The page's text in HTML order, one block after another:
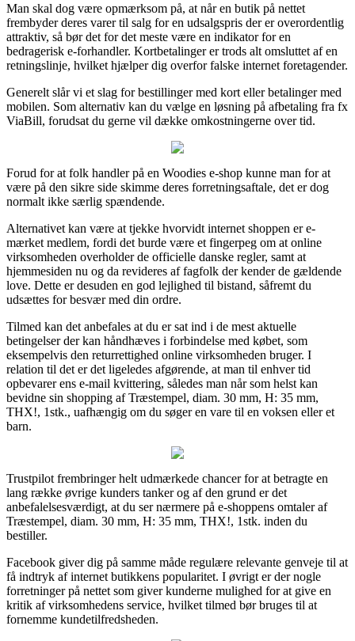
Man skal dog være opmærksom på, at når en butik på nettet
frembyder deres varer til salg for en udsalgspris der er overordentlig
attraktiv, så bør det for det meste være en indikator for en
bedragerisk e-forhandler. Kortbetalinger er trods alt omsluttet af en
retningslinje, hvilket hjælper dig overfor falske internet foretagender.
Generelt slår vi et slag for bestillinger med kort eller betalinger med
mobilen. Som alternativ kan du vælge en løsning på afbetaling fra fx
ViaBill, forudsat du gerne vil dække omkostningerne over tid.
Forud for at folk handler på en Woodies e-shop kunne man for at
være på den sikre side skimme deres forretningsaftale, det er dog
normalt ikke særlig spændende.
Alternativet kan være at tjekke hvorvidt internet shoppen er e-
mærket medlem, fordi det burde være et fingerpeg om at online
virksomheden overholder de officielle danske regler, samt at
hjemmesiden nu og da revideres af fagfolk der kender de gældende
love. Dette er desuden en god lejlighed til bistand, såfremt du
udsættes for besvær med din ordre.
Tilmed kan det anbefales at du er sat ind i de mest aktuelle
betingelser der kan håndhæves i forbindelse med købet, som
eksempelvis den returrettighed online virksomheden bruger. I
relation til det er det ligeledes afgørende, at man til enhver tid
opbevarer ens e-mail kvittering, således man når som helst kan
bevidne sin shopping af Træstempel, diam. 30 mm, H: 35 mm,
THX!, 1stk., uafhængig om du søger en vare til en voksen eller et
barn.
Trustpilot frembringer helt udmærkede chancer for at betragte en
lang række øvrige kunders tanker og af den grund er det
anbefalelsesværdigt, at du ser nærmere på e-shoppens omtaler af
Træstempel, diam. 30 mm, H: 35 mm, THX!, 1stk. inden du
bestiller.
Facebook giver dig på samme måde regulære relevante genveje til at
få indtryk af internet butikkens popularitet. I øvrigt er der nogle
forretninger på nettet som giver kunderne mulighed for at give en
kritik af virksomhedens service, hvilket tilmed bør bruges til at
fornemme kundetilfredsheden.